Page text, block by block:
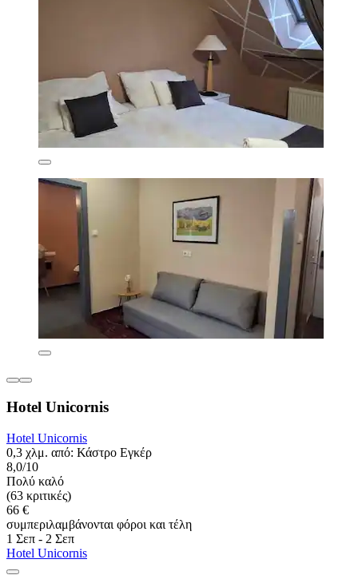
Hotel Unicornis
Hotel Unicornis
0,3 χλμ. από: Κάστρο Εγκέρ
8,0/10
Πολύ καλό
(63 κριτικές)
66 €
συμπεριλαμβάνονται φόροι και τέλη
1 Σεπ - 2 Σεπ
Hotel Unicornis